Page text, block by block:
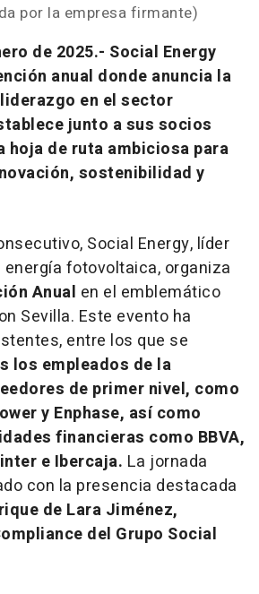
por la empresa firmante)
de 2025.- Social Energy
anual donde anuncia la
en el sector
junto a sus socios
hoja de ruta ambiciosa para
sostenibilidad y
Social Energy, líder
fotovoltaica, organiza
Anual en el emblemático
Sevilla. Este evento ha
entre los que se
los empleados de la
de primer nivel, como
y Enphase, así como
financieras como BBVA,
e Ibercaja. La jornada
con la presencia destacada
de Lara Jiménez,
del Grupo Social